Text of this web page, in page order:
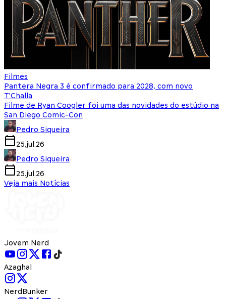
Filmes
Pantera Negra 3 é confirmado para 2028, com novo
T'Challa
Filme de Ryan Coogler foi uma das novidades do estúdio na
San Diego Comic-Con
Pedro Siqueira
25.jul.26
Pedro Siqueira
25.jul.26
Veja mais Notícias
Jovem Nerd
Azaghal
NerdBunker